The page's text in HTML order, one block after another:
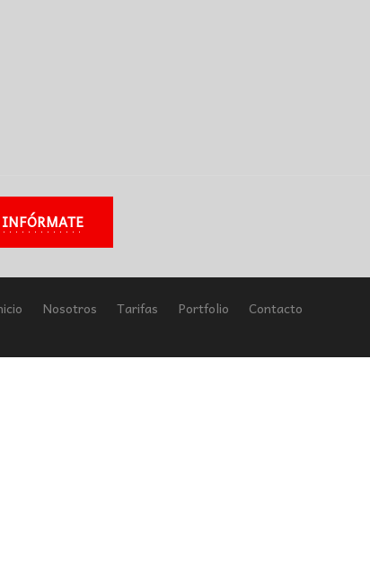
INFÓRMATE
Nosotros Tarifas Portfolio Contacto